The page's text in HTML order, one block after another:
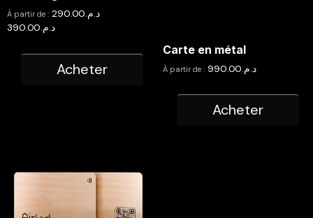
À partir de : د.م.290.00
د.م.390.00
Acheter
Carte en métal
À partir de : د.م. 990.00
Acheter